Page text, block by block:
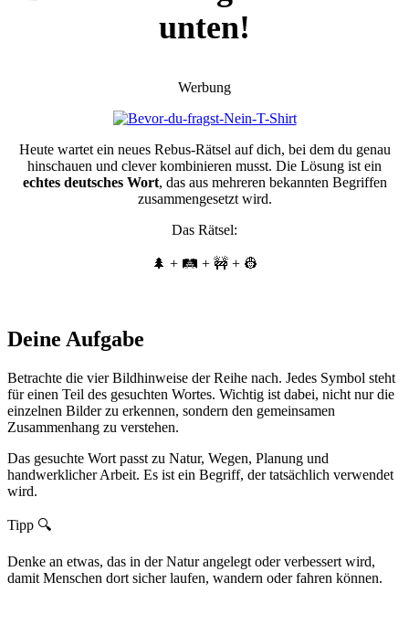
unten!
Werbung
Heute wartet ein neues Rebus-Rätsel auf dich, bei dem du genau
hinschauen und clever kombinieren musst. Die Lösung ist ein
echtes deutsches Wort, das aus mehreren bekannten Begriffen
zusammengesetzt wird.
Das Rätsel:
🌲 + 🛤️ + 🚧 + 👷
Deine Aufgabe
Betrachte die vier Bildhinweise der Reihe nach. Jedes Symbol steht
für einen Teil des gesuchten Wortes. Wichtig ist dabei, nicht nur die
einzelnen Bilder zu erkennen, sondern den gemeinsamen
Zusammenhang zu verstehen.
Das gesuchte Wort passt zu Natur, Wegen, Planung und
handwerklicher Arbeit. Es ist ein Begriff, der tatsächlich verwendet
wird.
Tipp 🔍
Denke an etwas, das in der Natur angelegt oder verbessert wird,
damit Menschen dort sicher laufen, wandern oder fahren können.